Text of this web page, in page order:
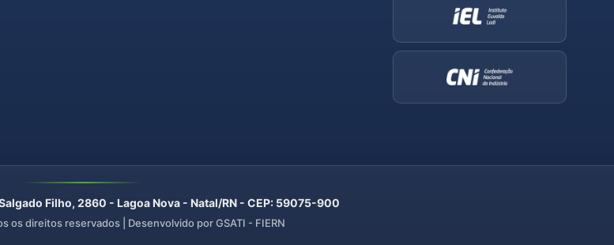
Filho, 2860 - Lagoa Nova - Natal/RN - CEP: 59075-900
os direitos reservados | Desenvolvido por GSATI - FIERN